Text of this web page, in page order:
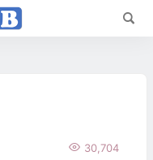
30,704